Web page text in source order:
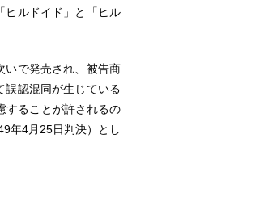
ヒルドイド」と「ヒル
いで発売され、被告商
誤認混同が生じている
することが許されるの
年4月25日判決）とし